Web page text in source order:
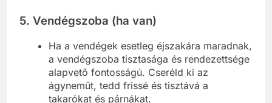
5. Vendégszoba (ha van)
Ha a vendégek esetleg éjszakára maradnak,
a vendégszoba tisztasága és rendezettsége
alapvető fontosságú. Cseréld ki az
ágyneműt, tedd frissé és tisztává a
takarókat és párnákat.